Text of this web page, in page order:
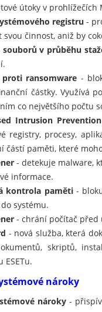
útoky v
registru -
svou činnost, aniž by
souborů v průběhu
proti ransomware -
částky. Využívá
co největšího počtu
Intrusion
registry, procesy,
částí paměti, které
- detekuje malware,
informace.
kontrola paměti-
systému.
- chrání počítač před
- nová služba, která
skriptů,
ESETu.
nároky
nároky-